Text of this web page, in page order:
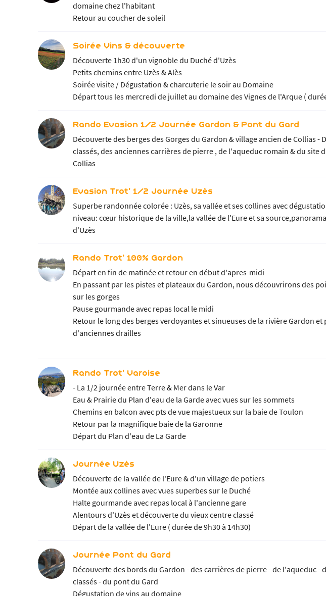
domaine chez l'habitant
Retour au coucher de soleil
Soirée Vins & découverte
Découverte 1h30 d'un vignoble du Duché d'Uzès
Petits chemins entre Uzès & Alès
Soirée visite / Dégustation & charcuterie le soir au Domaine
Départ tous les mercredi de juillet au domaine des Vignes de l'Arque (
Rando Evasion 1/2 Journée Gardon & Pont du Gard
Découverte des berges des Gorges du Gardon & village ancien de Collias -
classés, des anciennes carrières de pierre , de l'aqueduc romain & du site
Collias
Evasion Trot' 1/2 Journée Uzès
Superbe randonnée colorée : Uzès, sa vallée et ses collines avec
niveau: cœur historique de la ville,la vallée de l'Eure et sa
d'Uzès
Rando Trot' 100% Gardon
Départ en fin de matinée et retour en début d'apres-midi
En passant par les pistes et plateaux du Gardon, nous découvrirons des
sur les gorges
Pause gourmande avec repas local le midi
Retour le long des berges verdoyantes et sinueuses de la rivière Gardon et
d'anciennes drailles
Rando Trot' Varoise
- La 1/2 journée entre Terre & Mer dans le Var
Eau & Prairie du Plan d'eau de la Garde avec vues sur les sommets
Chemins en balcon avec pts de vue majestueux sur la baie de Toulon
Retour par la magnifique baie de la Garonne
Départ du Plan d'eau de La Garde
Journée Uzès
Découverte de la vallée de l'Eure & d'un village de potiers
Montée aux collines avec vues superbes sur le Duché
Halte gourmande avec repas local à l'ancienne gare
Alentours d'Uzès et découverte du vieux centre classé
Départ de la vallée de l'Eure ( durée de 9h30 à 14h30)
Journée Pont du Gard
Découverte des bords du Gardon - des carrières de pierre - de l'aqueduc -
classés - du pont du Gard
Dégustation de vins au domaine